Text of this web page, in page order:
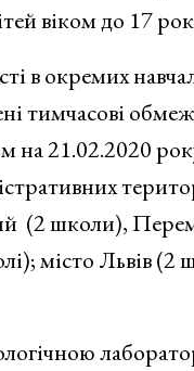
віком до 17
в окремих
тимчасові
на 21.02.2020
(2 школи),
місто Львів